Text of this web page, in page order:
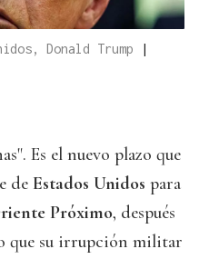
Donald Trump
|
Es el nuevo plazo que
de Estados Unidos para
Próximo, después
que su irrupción militar